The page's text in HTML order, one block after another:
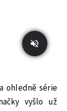
ohledně série
vyšlo už